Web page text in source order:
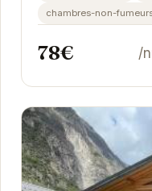
chambres-non-
78€ /